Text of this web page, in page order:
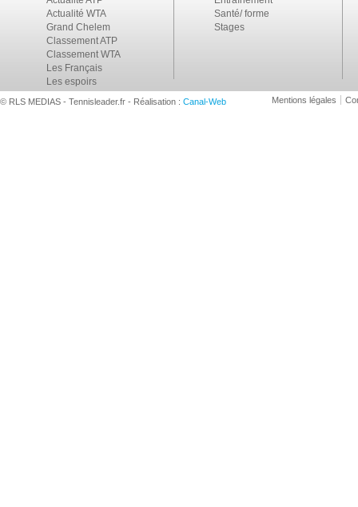
Actualité WTA
Grand Chelem
Classement ATP
Classement WTA
Les Français
Les espoirs
Santé/ forme
Stages
© RLS MEDIAS - Tennisleader.fr - Réalisation : Canal-Web Mentions légales